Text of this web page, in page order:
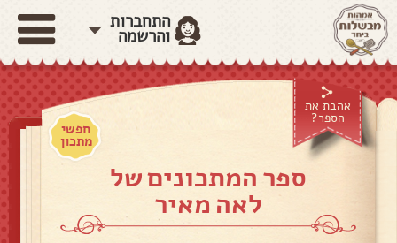
התחברות
והרשמה
אהבת את
הספר?
חפשי
מתכון
ספר המתכונים של
לאה מאיר